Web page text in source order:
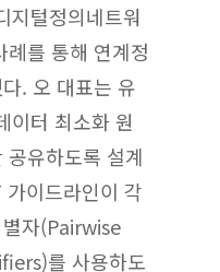
지털정의네트워
를 통해 연계정
. 오 대표는 유
이터 최소화 원
유하도록 설계
이드라인이 각
자(Pairwise
를 사용하도